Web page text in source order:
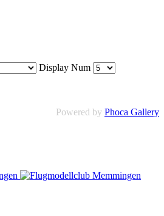
Display Num
Powered by Phoca Gallery